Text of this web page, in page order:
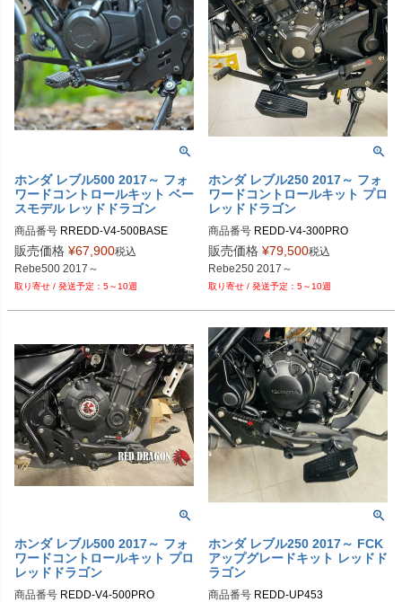
ホンダ レブル500 2017～ フォ
ワードコントロールキット ベー
スモデル レッドドラゴン
商品番号 RREDD-V4-500BASE
V4/500 Base
販売価格 ¥67,900税込
Rebe500 2017～
5～10週
ホンダ レブル250 2017～ フォ
ワードコントロールキット プロ
レッドドラゴン
商品番号 REDD-V4-300PRO
V4/300 PRO
販売価格 ¥79,500税込
Rebe250 2017～
5～10週
ホンダ レブル500 2017～ フォ
ワードコントロールキット プロ
レッドドラゴン
商品番号 REDD-V4-500PRO
ホンダ レブル250 2017～ FCK
アップグレードキット レッドド
ラゴン
商品番号 REDD-UP453